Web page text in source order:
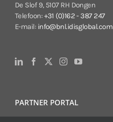
De Slof 9, 5107 RH Dongen
Telefoon:+31 (0)162 - 387 247
E-mail: info@bnl.idisglobal.com
PARTNER PORTAL